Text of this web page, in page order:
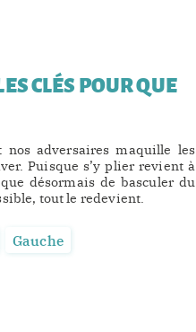
CLÉS POUR QUE
adversaires maquille les
Puisque s’y plier revient à
désormais de basculer du
tout le redevient.
Gauche